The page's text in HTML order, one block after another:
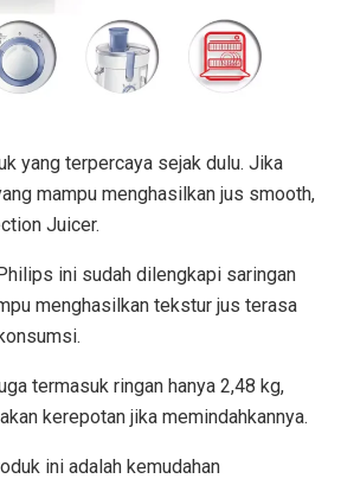
yang terpercaya sejak dulu. Jika
mampu menghasilkan jus smooth,
Juicer.
ini sudah dilengkapi saringan
menghasilkan tekstur jus terasa
termasuk ringan hanya 2,48 kg,
kerepotan jika memindahkannya.
ini adalah kemudahan